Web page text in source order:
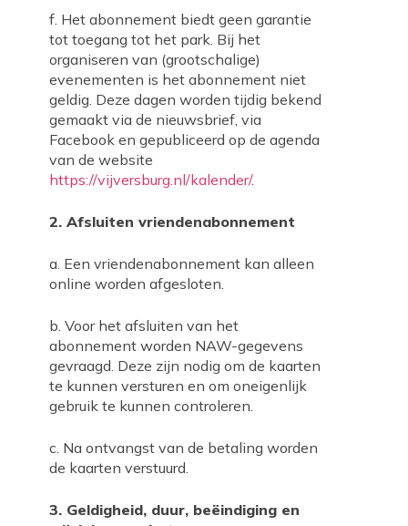
f. Het abonnement biedt geen garantie
tot toegang tot het park. Bij het
organiseren van (grootschalige)
evenementen is het abonnement niet
geldig. Deze dagen worden tijdig bekend
gemaakt via de nieuwsbrief, via
Facebook en gepubliceerd op de agenda
van de website
https://vijversburg.nl/kalender/.
2. Afsluiten vriendenabonnement
a. Een vriendenabonnement kan alleen
online worden afgesloten.
b. Voor het afsluiten van het
abonnement worden NAW-gegevens
gevraagd. Deze zijn nodig om de kaarten
te kunnen versturen en om oneigenlijk
gebruik te kunnen controleren.
c. Na ontvangst van de betaling worden
de kaarten verstuurd.
3. Geldigheid, duur, beëindiging en